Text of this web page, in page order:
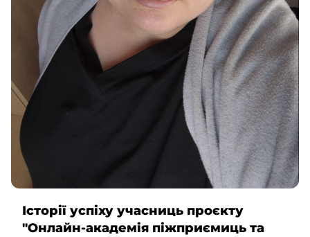
Історії успіху учасниць проєкту
"Онлайн-академія піжприємиць та